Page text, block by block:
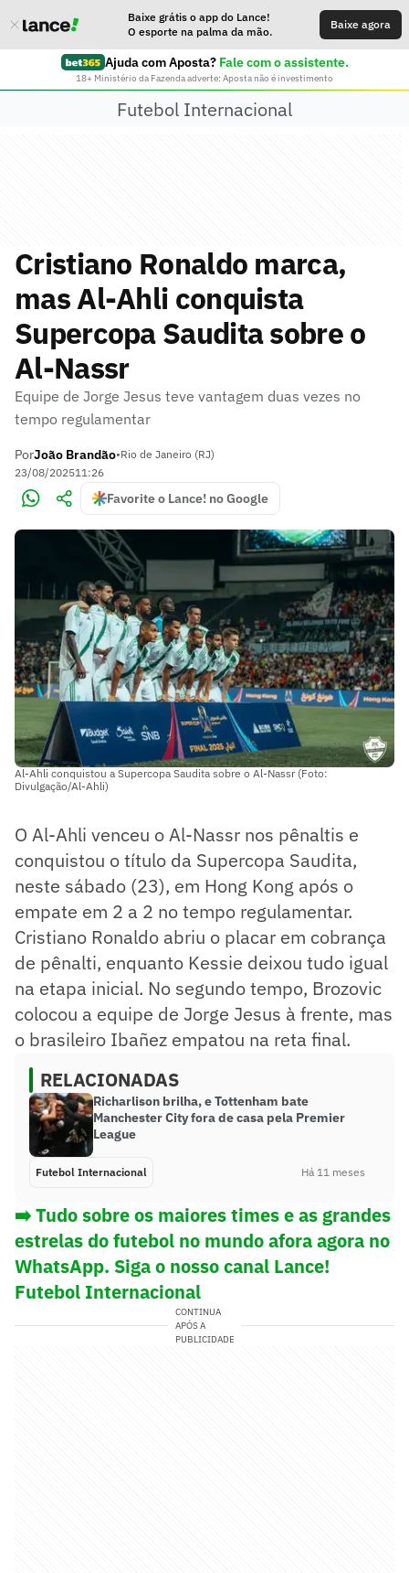
Baixe grátis o app do Lance!
O esporte na palma da mão.
Baixe agora
Ajuda com Aposta? Fale com o assistente.
18+ Ministério da Fazenda adverte: Aposta não é investimento
Futebol Internacional
Cristiano Ronaldo marca,
mas Al-Ahli conquista
Supercopa Saudita sobre o
Al-Nassr
Equipe de Jorge Jesus teve vantagem duas vezes no
tempo regulamentar
PorJoão Brandão•Rio de Janeiro (RJ)
23/08/202511:26
Favorite o Lance! no Google
Al-Ahli conquistou a Supercopa Saudita sobre o Al-Nassr (Foto:
Divulgação/Al-Ahli)
O Al-Ahli venceu o Al-Nassr nos pênaltis e
conquistou o título da Supercopa Saudita,
neste sábado (23), em Hong Kong após o
empate em 2 a 2 no tempo regulamentar.
Cristiano Ronaldo abriu o placar em cobrança
de pênalti, enquanto Kessie deixou tudo igual
na etapa inicial. No segundo tempo, Brozovic
colocou a equipe de Jorge Jesus à frente, mas
o brasileiro Ibañez empatou na reta final.
RELACIONADAS
Richarlison brilha, e Tottenham bate
Manchester City fora de casa pela Premier
League
Futebol Internacional Há 11 meses
➡️ Tudo sobre os maiores times e as grandes
estrelas do futebol no mundo afora agora no
WhatsApp. Siga o nosso canal Lance!
Futebol Internacional
CONTINUA
APÓS A
PUBLICIDADE